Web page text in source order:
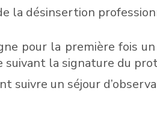
la désinsertion
pour la première fois
suivant la signature du
suivre un séjour